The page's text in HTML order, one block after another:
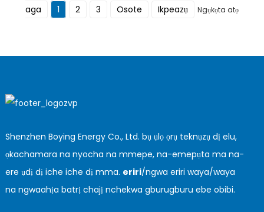
aga
1 2 3 Osote Ikpeazụ Ngụkọta atọ
Shenzhen Boying Energy Co., Ltd. bụ ụlọ ọrụ teknụzụ dị elu,
ọkachamara na nyocha na mmepe, na-emepụta ma na-
ere ụdị dị iche iche dị mma. eriri/ngwa eriri waya/waya
na ngwaahịa batrị chajị nchekwa gburugburu ebe obibi.